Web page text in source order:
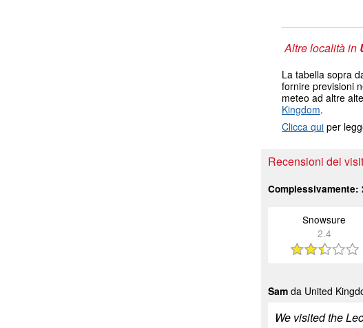
Altre località in
La tabella sopra
fornire previsioni
meteo ad altre
Kingdom.
Clicca qui per
Recensioni dei
Complessivamente:
Snowsure
2.4
Sam da United
We visited the